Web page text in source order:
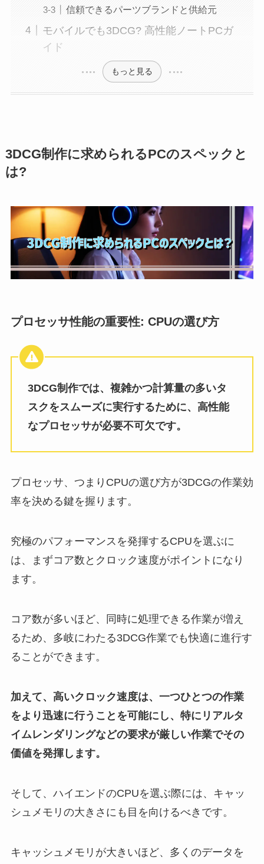
信頼できるパーツブランドと供給元
モバイルでも3DCG? 高性能ノートPCガ
イド
もっと見る
3DCG制作に求められるPCのスペックと
は?
プロセッサ性能の重要性: CPUの選び方
3DCG制作では、複雑かつ計算量の多いタ
スクをスムーズに実行するために、高性能
なプロセッサが必要不可欠です。
プロセッサ、つまりCPUの選び方が3DCGの作業効
率を決める鍵を握ります。
究極のパフォーマンスを発揮するCPUを選ぶに
は、まずコア数とクロック速度がポイントになり
ます。
コア数が多いほど、同時に処理できる作業が増え
るため、多岐にわたる3DCG作業でも快適に進行す
ることができます。
加えて、高いクロック速度は、一つひとつの作業
をより迅速に行うことを可能にし、特にリアルタ
イムレンダリングなどの要求が厳しい作業でその
価値を発揮します。
そして、ハイエンドのCPUを選ぶ際には、キャッ
シュメモリの大きさにも目を向けるべきです。
キャッシュメモリが大きいほど、多くのデータを